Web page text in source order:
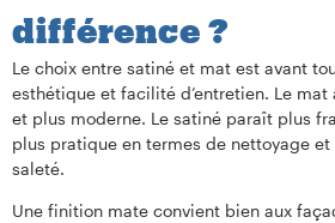
différence ?
Le choix entre satiné et mat est avant
esthétique et facilité d’entretien. Le
et plus moderne. Le satiné paraît plus
plus pratique en termes de nettoyage
saleté.
Une finition mate convient bien aux